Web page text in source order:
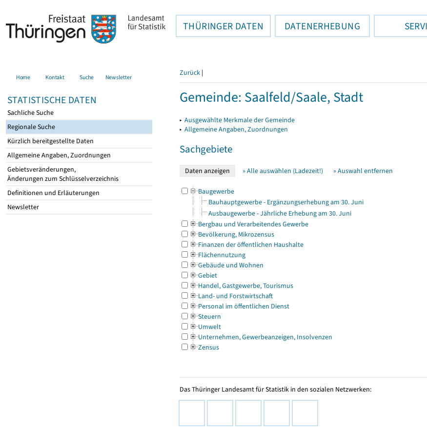
THÜRINGER DATEN DATENERHEBUNG
Home Kontakt Suche Newsletter
STATISTISCHE DATEN
Sachliche Suche
Regionale Suche
Kürzlich bereitgestellte Daten
Allgemeine Angaben, Zuordnungen
Gebietsveränderungen,
Änderungen zum Schlüsselverzeichnis
Definitionen und Erläuterungen
Newsletter
Zurück |
Gemeinde: Saalfeld/Saale, Stadt
▸ Ausgewählte Merkmale der Gemeinde
▸ Allgemeine Angaben, Zuordnungen
Sachgebiete
» Alle auswählen (Ladezeit!) » Auswahl entfernen
Baugewerbe
Bauhauptgewerbe - Ergänzungserhebung am 30. Juni
Ausbaugewerbe - Jährliche Erhebung am 30. Juni
Bergbau und Verarbeitendes Gewerbe
Bevölkerung, Mikrozensus
Finanzen der öffentlichen Haushalte
Flächennutzung
Gebäude und Wohnen
Gebiet
Handel, Gastgewerbe, Tourismus
Land- und Forstwirtschaft
Personal im öffentlichen Dienst
Steuern
Umwelt
Unternehmen, Gewerbeanzeigen, Insolvenzen
Zensus
Das Thüringer Landesamt für Statistik in den sozialen Netzwerken: